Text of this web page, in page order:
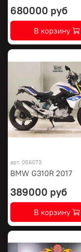
680000 руб
В корзину
арт. 056073
BMW G310R 2017
389000 руб
В корзину